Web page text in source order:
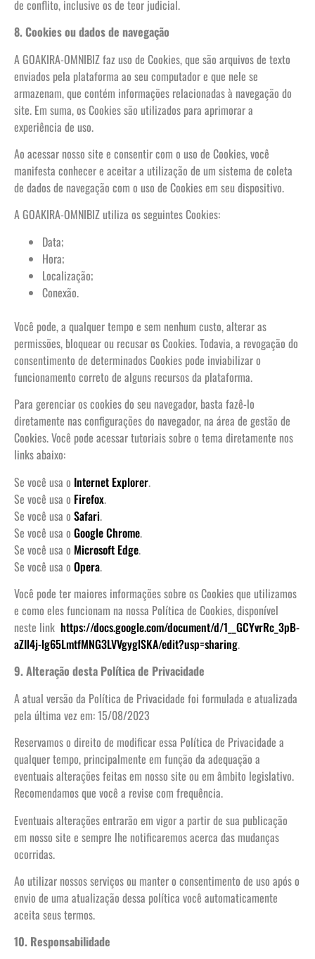
de conflito, inclusive os de teor judicial.
8. Cookies ou dados de navegação
A GOAKIRA-OMNIBIZ faz uso de Cookies, que são arquivos de texto
enviados pela plataforma ao seu computador e que nele se
armazenam, que contém informações relacionadas à navegação do
site. Em suma, os Cookies são utilizados para aprimorar a
experiência de uso.
Ao acessar nosso site e consentir com o uso de Cookies, você
manifesta conhecer e aceitar a utilização de um sistema de coleta
de dados de navegação com o uso de Cookies em seu dispositivo.
A GOAKIRA-OMNIBIZ utiliza os seguintes Cookies:
Data;
Hora;
Localização;
Conexão.
Você pode, a qualquer tempo e sem nenhum custo, alterar as
permissões, bloquear ou recusar os Cookies. Todavia, a revogação do
consentimento de determinados Cookies pode inviabilizar o
funcionamento correto de alguns recursos da plataforma.
Para gerenciar os cookies do seu navegador, basta fazê-lo
diretamente nas configurações do navegador, na área de gestão de
Cookies. Você pode acessar tutoriais sobre o tema diretamente nos
links abaixo:
Se você usa o Internet Explorer.
Se você usa o Firefox.
Se você usa o Safari.
Se você usa o Google Chrome.
Se você usa o Microsoft Edge.
Se você usa o Opera.
Você pode ter maiores informações sobre os Cookies que utilizamos
e como eles funcionam na nossa Política de Cookies, disponível
neste link https://docs.google.com/document/d/1__GCYvrRc_3pB-
aZIl4j-lg65LmtfMNG3LVVgyglSKA/edit?usp=sharing.
9. Alteração desta Política de Privacidade
A atual versão da Política de Privacidade foi formulada e atualizada
pela última vez em: 15/08/2023
Reservamos o direito de modificar essa Política de Privacidade a
qualquer tempo, principalmente em função da adequação a
eventuais alterações feitas em nosso site ou em âmbito legislativo.
Recomendamos que você a revise com frequência.
Eventuais alterações entrarão em vigor a partir de sua publicação
em nosso site e sempre lhe notificaremos acerca das mudanças
ocorridas.
Ao utilizar nossos serviços ou manter o consentimento de uso após o
envio de uma atualização dessa política você automaticamente
aceita seus termos.
10. Responsabilidade